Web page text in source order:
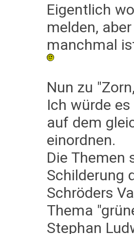
Eigentlich
melden,
manchmal
Nun zu
Ich würde
auf dem
einordnen.
Die Themen
Schilderung
Schröders
Thema
Stephan